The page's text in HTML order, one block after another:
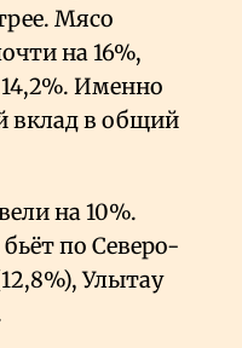
Мясо
на 16%,
Именно
вклад в общий
на 10%.
по Северо-
Улытау